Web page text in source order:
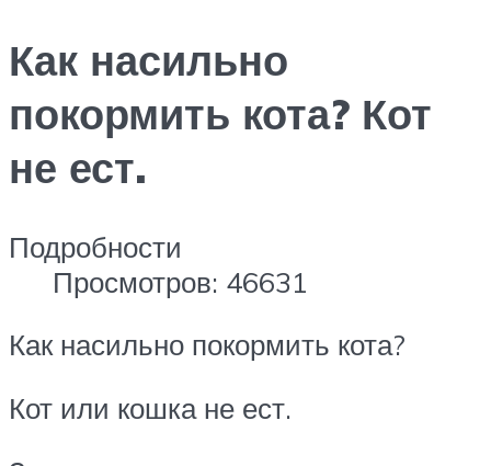
Как насильно
покормить кота? Кот
не ест.
Подробности
Просмотров: 46631
Как насильно покормить кота?
Кот или кошка не ест.